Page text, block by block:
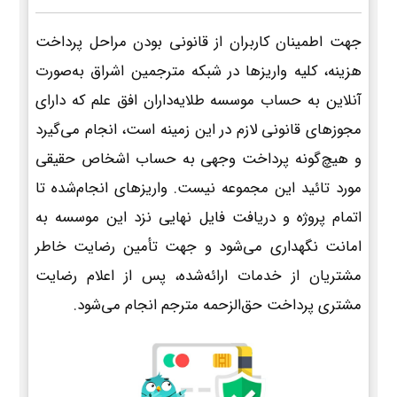
جهت اطمینان کاربران از قانونی بودن مراحل پرداخت
هزینه، کلیه واریزها در شبکه مترجمین اشراق به‌صورت
آنلاین به حساب موسسه طلایه‌داران افق علم که دارای
مجوزهای قانونی لازم در این زمینه است، انجام می‌گیرد
و هیچ‌گونه پرداخت وجهی به حساب اشخاص حقیقی
مورد تائید این مجموعه نیست. واریزهای انجام‌شده تا
اتمام پروژه و دریافت فایل نهایی نزد این موسسه به
امانت نگهداری می‌شود و جهت تأمین رضایت خاطر
مشتریان از خدمات ارائه‌شده، پس از اعلام رضایت
مشتری پرداخت حق‌الزحمه مترجم انجام می‌شود.